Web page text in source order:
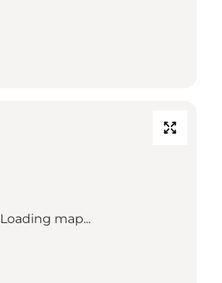
Loading map...